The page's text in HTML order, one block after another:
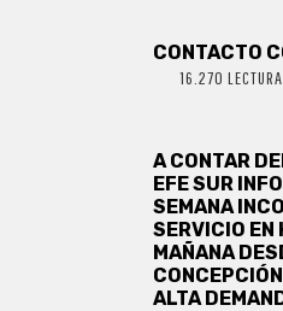
CONTACTO
16.270
A CONTAR
EFE SUR
SEMANA
SERVICIO EN
MAÑANA
ALTA